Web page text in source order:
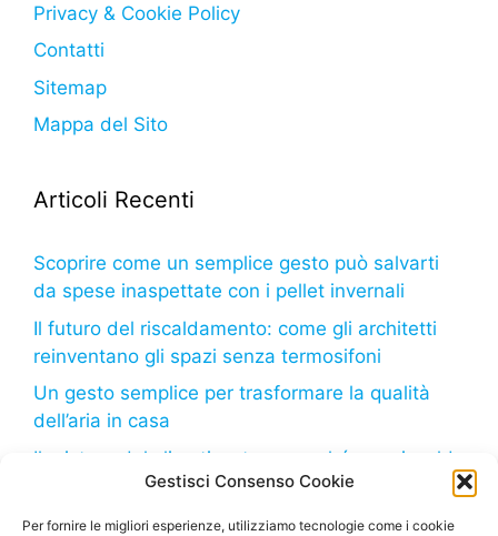
Gestisci Consenso Cookie
Per fornire le migliori esperienze, utilizziamo tecnologie come i cookie
Privacy & Cookie Policy
Contatti
Sitemap
Mappa del Sito
Articoli Recenti
Scoprire come un semplice gesto può salvarti
da spese inaspettate con i pellet invernali
Il futuro del riscaldamento: come gli architetti
reinventano gli spazi senza termosifoni
Un gesto semplice per trasformare la qualità
dell’aria in casa
Il mistero del climatizzatore: perché non riscalda
come dovrebbe?
Il freddo in arrivo: come il tuo frigorifero può